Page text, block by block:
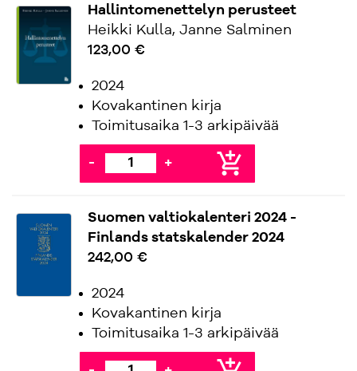
Hallintomenettelyn perusteet
Heikki Kulla, Janne Salminen
123,00 €
2024
Kovakantinen kirja
Toimitusaika 1-3 arkipäivää
- + add_shopping_cart
Suomen valtiokalenteri 2024 -
Finlands statskalender 2024
242,00 €
2024
Kovakantinen kirja
Toimitusaika 1-3 arkipäivää